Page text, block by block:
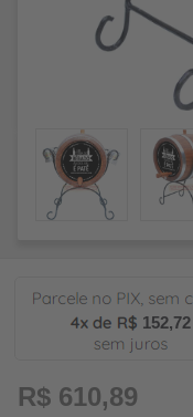
152,72
R$ 610,89